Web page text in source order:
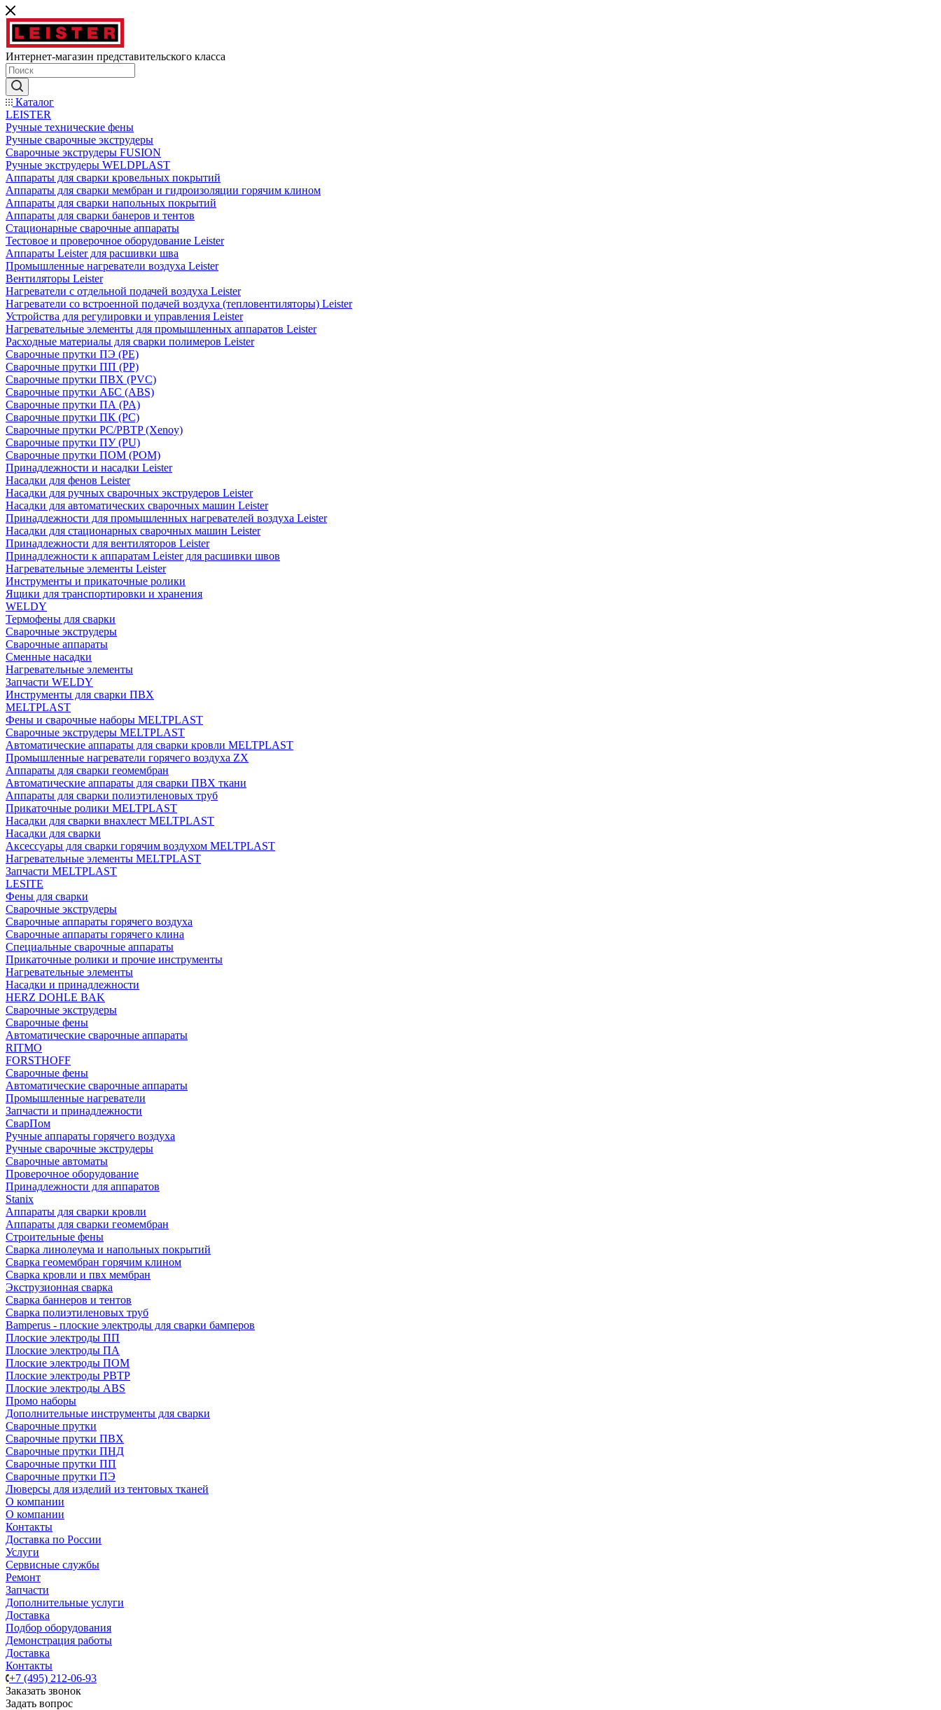
Интернет-магазин представительского класса
Каталог
LEISTER
Ручные технические фены
Ручные сварочные экструдеры
Сварочные экструдеры FUSION
Ручные экструдеры WELDPLAST
Аппараты для сварки кровельных покрытий
Аппараты для сварки мембран и гидроизоляции горячим клином
Аппараты для сварки напольных покрытий
Аппараты для сварки банеров и тентов
Стационарные сварочные аппараты
Тестовое и проверочное оборудование Leister
Аппараты Leister для расшивки шва
Промышленные нагреватели воздуха Leister
Вентиляторы Leister
Нагреватели с отдельной подачей воздуха Leister
Нагреватели со встроенной подачей воздуха (тепловентиляторы) Leister
Устройства для регулировки и управления Leister
Нагревательные элементы для промышленных аппаратов Leister
Расходные материалы для сварки полимеров Leister
Сварочные прутки ПЭ (PE)
Сварочные прутки ПП (PP)
Сварочные прутки ПВХ (PVC)
Сварочные прутки АБС (ABS)
Сварочные прутки ПА (PA)
Сварочные прутки ПК (PC)
Сварочные прутки PC/PBTP (Xenoy)
Сварочные прутки ПУ (PU)
Сварочные прутки ПОМ (POM)
Принадлежности и насадки Leister
Насадки для фенов Leister
Насадки для ручных сварочных экструдеров Leister
Насадки для автоматических сварочных машин Leister
Принадлежности для промышленных нагревателей воздуха Leister
Насадки для стационарных сварочных машин Leister
Принадлежности для вентиляторов Leister
Принадлежности к аппаратам Leister для расшивки швов
Нагревательные элементы Leister
Инструменты и прикаточные ролики
Ящики для транспортировки и хранения
WELDY
Термофены для сварки
Сварочные экструдеры
Сварочные аппараты
Сменные насадки
Нагревательные элементы
Запчасти WELDY
Инструменты для сварки ПВХ
MELTPLAST
Фены и сварочные наборы MELTPLAST
Сварочные экструдеры MELTPLAST
Автоматические аппараты для сварки кровли MELTPLAST
Промышленные нагреватели горячего воздуха ZX
Аппараты для сварки геомембран
Автоматические аппараты для сварки ПВХ ткани
Аппараты для сварки полиэтиленовых труб
Прикаточные ролики MELTPLAST
Насадки для сварки внахлест MELTPLAST
Насадки для сварки
Аксессуары для сварки горячим воздухом MELTPLAST
Нагревательные элементы MELTPLAST
Запчасти MELTPLAST
LESITE
Фены для сварки
Сварочные экструдеры
Сварочные аппараты горячего воздуха
Сварочные аппараты горячего клина
Специальные сварочные аппараты
Прикаточные ролики и прочие инструменты
Нагревательные элементы
Насадки и принадлежности
HERZ DOHLE BAK
Сварочные экструдеры
Сварочные фены
Автоматические сварочные аппараты
RITMO
FORSTHOFF
Сварочные фены
Автоматические сварочные аппараты
Промышленные нагреватели
Запчасти и принадлежности
СварПом
Ручные аппараты горячего воздуха
Ручные сварочные экструдеры
Сварочные автоматы
Проверочное оборудование
Принадлежности для аппаратов
Stanix
Аппараты для сварки кровли
Аппараты для сварки геомембран
Строительные фены
Сварка линолеума и напольных покрытий
Сварка геомембран горячим клином
Сварка кровли и пвх мембран
Экструзионная сварка
Сварка баннеров и тентов
Сварка полиэтиленовых труб
Bamperus - плоские электроды для сварки бамперов
Плоские электроды ПП
Плоские электроды ПА
Плоские электроды ПОМ
Плоские электроды РВТР
Плоские электроды ABS
Промо наборы
Дополнительные инструменты для сварки
Сварочные прутки
Сварочные прутки ПВХ
Сварочные прутки ПНД
Сварочные прутки ПП
Сварочные прутки ПЭ
Люверсы для изделий из тентовых тканей
О компании
О компании
Контакты
Доставка по России
Услуги
Сервисные службы
Ремонт
Запчасти
Дополнительные услуги
Доставка
Подбор оборудования
Демонстрация работы
Доставка
Контакты
+7 (495) 212-06-93
Заказать звонок
Задать вопрос